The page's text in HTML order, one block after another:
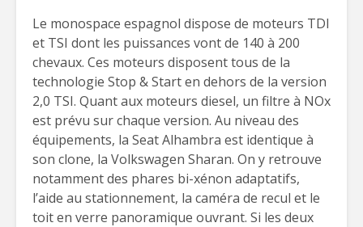
Le monospace espagnol dispose de moteurs TDI
et TSI dont les puissances vont de 140 à 200
chevaux. Ces moteurs disposent tous de la
technologie Stop & Start en dehors de la version
2,0 TSI. Quant aux moteurs diesel, un filtre à NOx
est prévu sur chaque version. Au niveau des
équipements, la Seat Alhambra est identique à
son clone, la Volkswagen Sharan. On y retrouve
notamment des phares bi-xénon adaptatifs,
l’aide au stationnement, la caméra de recul et le
toit en verre panoramique ouvrant. Si les deux